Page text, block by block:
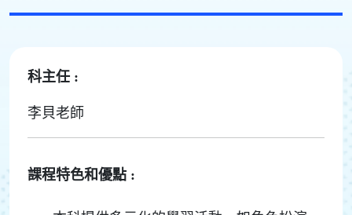
科主任 :
李貝老師
課程特色和優點 :